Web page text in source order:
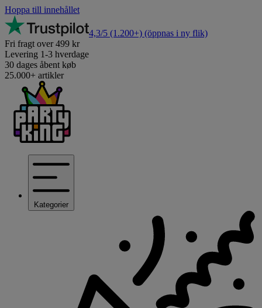
Hoppa till innehållet
4,3/5 (1.200+) (öppnas i ny flik)
Fri fragt over 499 kr
Levering 1-3 hverdage
30 dages åbent køb
25.000+ artikler
Kategorier